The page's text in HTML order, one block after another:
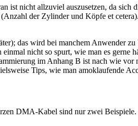
nicht allzuviel auszusetzen, da sich
der Zylinder und Köpfe et
das wird bei manchem Anwender
nicht so spurt, wie man es gerne
im Anhang B ist nach wie
Tips, wie man amoklaufende
DMA-Kabel sind nur zwei Beispiele.